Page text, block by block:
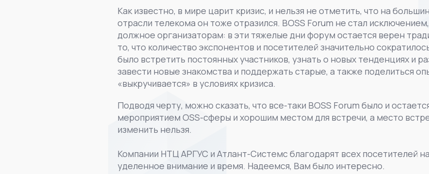
Как известно, в мире царит кризис, и нельзя не отметить, что на
отрасли телекома он тоже отразился. BOSS Forum не стал
должное организаторам: в эти тяжелые дни форум остается верен
то, что количество экспонентов и посетителей значительно
было встретить постоянных участников, узнать о новых тенденциях и
завести новые знакомства и поддержать старые, а также поделиться
«выкручивается» в условиях кризиса.
Подводя черту, можно сказать, что все-таки BOSS Forum было и
мероприятием OSS-сферы и хорошим местом для встречи, а место
изменить нельзя.
Компании НТЦ АРГУС и Атлант-Системс благодарят всех посетителей
уделенное внимание и время. Надеемся, Вам было интересно.